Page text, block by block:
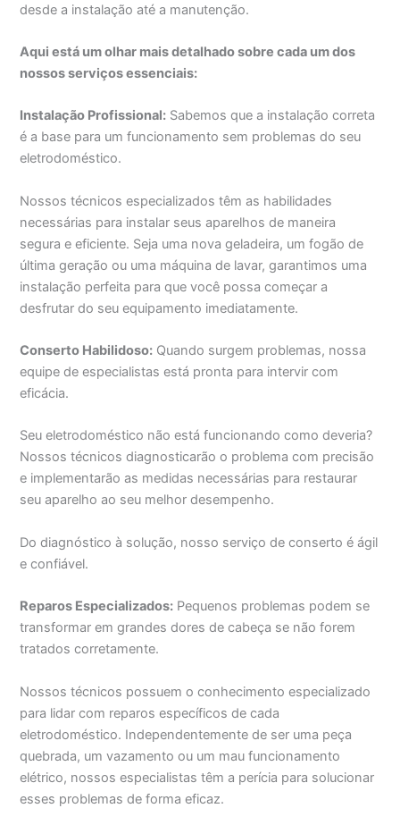
desde a instalação até a manutenção.
Aqui está um olhar mais detalhado sobre cada um dos
nossos serviços essenciais:
Instalação Profissional: Sabemos que a instalação correta
é a base para um funcionamento sem problemas do seu
eletrodoméstico.
Nossos técnicos especializados têm as habilidades
necessárias para instalar seus aparelhos de maneira
segura e eficiente. Seja uma nova geladeira, um fogão de
última geração ou uma máquina de lavar, garantimos uma
instalação perfeita para que você possa começar a
desfrutar do seu equipamento imediatamente.
Conserto Habilidoso: Quando surgem problemas, nossa
equipe de especialistas está pronta para intervir com
eficácia.
Seu eletrodoméstico não está funcionando como deveria?
Nossos técnicos diagnosticarão o problema com precisão
e implementarão as medidas necessárias para restaurar
seu aparelho ao seu melhor desempenho.
Do diagnóstico à solução, nosso serviço de conserto é ágil
e confiável.
Reparos Especializados: Pequenos problemas podem se
transformar em grandes dores de cabeça se não forem
tratados corretamente.
Nossos técnicos possuem o conhecimento especializado
para lidar com reparos específicos de cada
eletrodoméstico. Independentemente de ser uma peça
quebrada, um vazamento ou um mau funcionamento
elétrico, nossos especialistas têm a perícia para solucionar
esses problemas de forma eficaz.